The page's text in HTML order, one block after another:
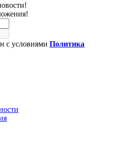
с условиями Политика